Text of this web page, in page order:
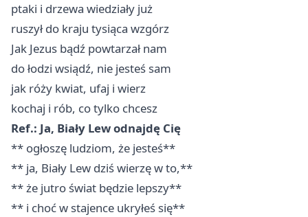
ptaki i drzewa wiedziały już
ruszył do kraju tysiąca wzgórz
Jak Jezus bądź powtarzał nam
do łodzi wsiądź, nie jesteś sam
jak róży kwiat, ufaj i wierz
kochaj i rób, co tylko chcesz
Ref.: Ja, Biały Lew odnajdę Cię
** ogłoszę ludziom, że jesteś**
** ja, Biały Lew dziś wierzę w to,**
** że jutro świat będzie lepszy**
** i choć w stajence ukryłeś się**